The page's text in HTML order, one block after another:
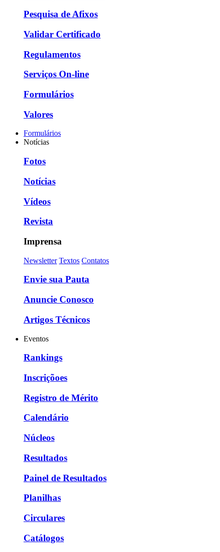
Pesquisa de Afixos
Validar Certificado
Regulamentos
Serviços On-line
Formulários
Valores
Formulários
Notícias
Fotos
Notícias
Vídeos
Revista
Imprensa
Newsletter Textos Contatos
Envie sua Pauta
Anuncie Conosco
Artigos Técnicos
Eventos
Rankings
Inscriçõoes
Registro de Mérito
Calendário
Núcleos
Resultados
Painel de Resultados
Planilhas
Circulares
Catálogos